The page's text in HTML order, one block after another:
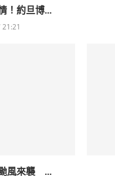
！約旦博...
風來襲 ...